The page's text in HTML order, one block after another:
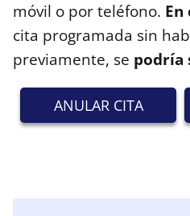
móvil o por teléfono. En
cita programada sin
previamente, se podría
ANULAR CITA